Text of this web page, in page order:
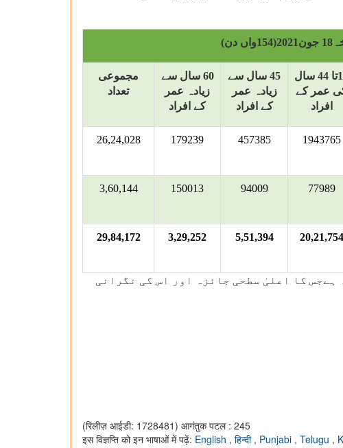
دن)
18تا 44 سال
عمر کے
افراد
45 سال سے
زیادہ عمر
کے افراد
60 سال سے
زیادہ عمر
کے افراد
مجموعی
تعداد
1943765
457385
179239
26,24,028
77989
94009
150013
3,60,144
20,21,754
5,51,394
3,29,252
29,84,172
ایک بہترین ذریعہ ہےجس کا اعلیٰ سطحی جائزہ اور اس کی نگرانی
(रिलीज़ आईडी: 1728481) आगंतुक पटल : 245
इस विज्ञप्ति को इन भाषाओं में पढ़ें: English , हिन्दी , Punjabi , Telugu ,